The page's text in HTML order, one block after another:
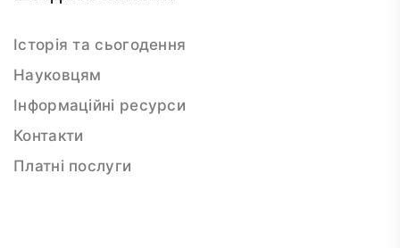
Історія та сьогодення
Науковцям
Інформаційні ресурси
Контакти
Платні послуги